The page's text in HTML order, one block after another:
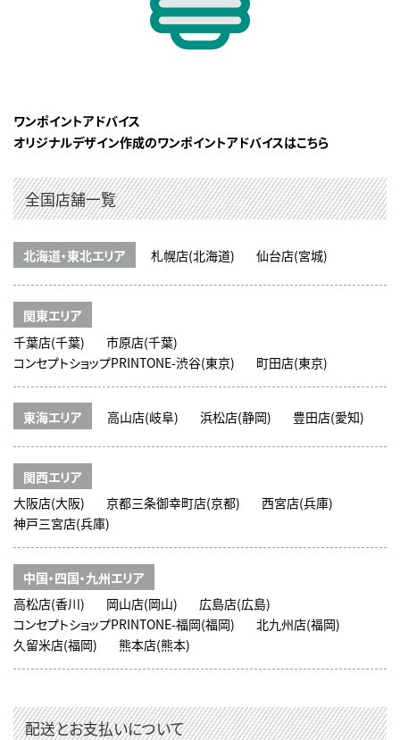
ワンポイントアドバイス
オリジナルデザイン作成のワンポイントアドバイスはこちら
全国店舗一覧
北海道・東北エリア 札幌店(北海道) 仙台店(宮城)
関東エリア
千葉店(千葉)
市原店(千葉)
コンセプトショップPRINTONE-渋谷(東京)
町田店(東京)
東海エリア 高山店(岐阜) 浜松店(静岡) 豊田店(愛知)
関西エリア
大阪店(大阪)
京都三条御幸町店(京都)
西宮店(兵庫)
神戸三宮店(兵庫)
中国・四国・九州エリア
高松店(香川)
岡山店(岡山)
広島店(広島)
コンセプトショップPRINTONE-福岡(福岡)
北九州店(福岡)
久留米店(福岡)
熊本店(熊本)
配送とお支払いについて